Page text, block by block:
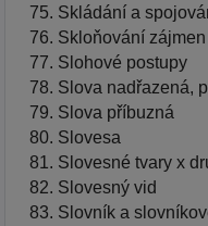
Skládání a
Skloňování zájmen
Slohové postupy
Slova nadřazená,
Slova příbuzná
Slovesa
Slovesné tvary x
Slovesný vid
Slovník a